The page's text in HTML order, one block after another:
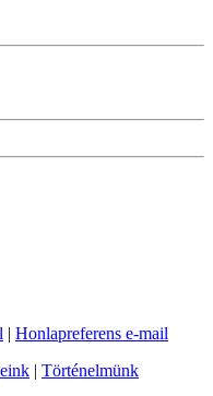
| Honlapreferens e-mail
| Történelmünk